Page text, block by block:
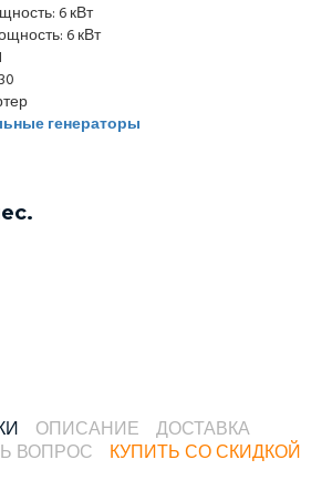
6 кВт
6 кВт
генераторы
ОПИСАНИЕ
ДОСТАВКА
ВОПРОС КУПИТЬ СО СКИДКОЙ